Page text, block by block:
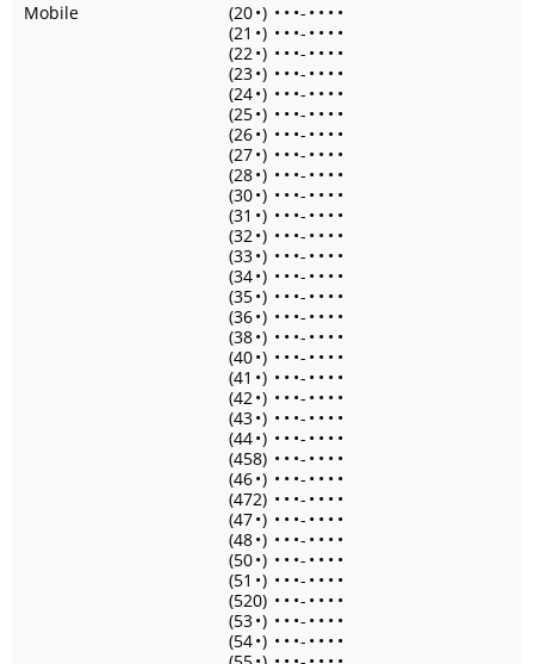
Mobile
(20•) • • •- • • • •
(21 •) • • •- • • • •
(22•) • • •- • • • •
(23•) • • •- • • • •
(24•) • • •- • • • •
(25•) • • •- • • • •
(26•) • • •- • • • •
(27•) • • •- • • • •
(28•) • • •- • • • •
(30•) • • •- • • • •
(31 •) • • •- • • • •
(32•) • • •- • • • •
(33•) • • •- • • • •
(34•) • • •- • • • •
(35•) • • •- • • • •
(36•) • • •- • • • •
(38•) • • •- • • • •
(40•) • • •- • • • •
(41 •) • • •- • • • •
(42•) • • •- • • • •
(43•) • • •- • • • •
(44•) • • •- • • • •
(458) • • •- • • • •
(46•) • • •- • • • •
(472) • • •- • • • •
(47•) • • •- • • • •
(48•) • • •- • • • •
(50•) • • •- • • • •
(51 •) • • •- • • • •
(520) • • •- • • • •
(53•) • • •- • • • •
(54•) • • •- • • • •